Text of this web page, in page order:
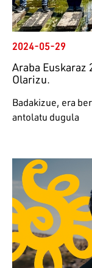
2024-05-29
Araba Euskaraz
Olarizu.
Badakizue, era
antolatu dugula